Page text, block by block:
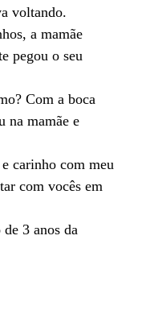
voltando.
a mamãe
pegou o seu
Com a boca
na mamãe e
carinho com meu
com vocês em
3 anos da